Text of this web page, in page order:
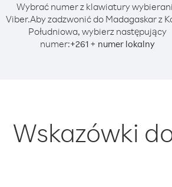
Wybrać numer z klawiatury
Viber.Aby zadzwonić do Madagaskar z
Południowa, wybierz następujący
numer:+261+ numer lokalny
Wskazówki